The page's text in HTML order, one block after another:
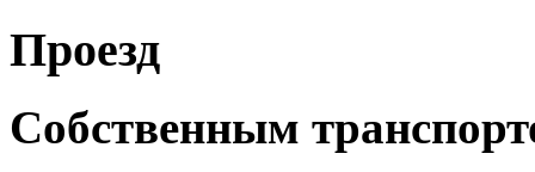
Проезд
Собственным